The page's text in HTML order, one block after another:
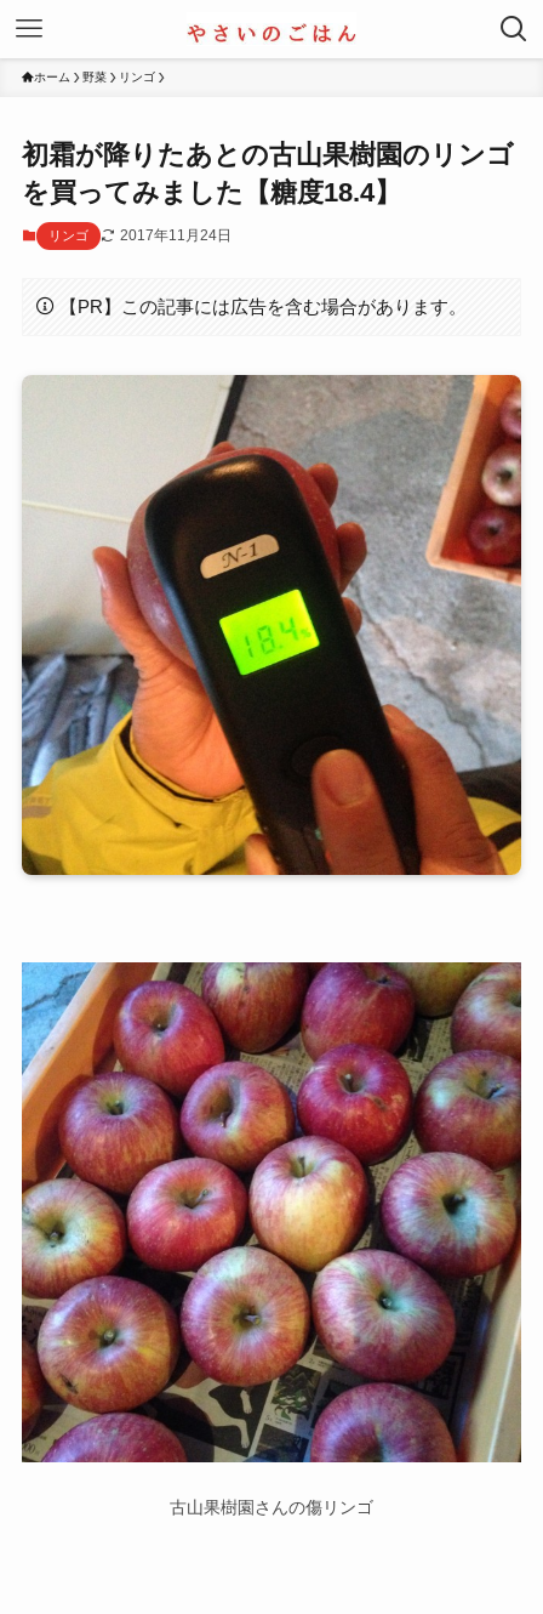
ホーム 野菜 リンゴ
初霜が降りたあとの古山果樹園のリンゴ
を買ってみました【糖度18.4】
リンゴ 2017年11月24日
【PR】この記事には広告を含む場合があります。
古山果樹園さんの傷リンゴ